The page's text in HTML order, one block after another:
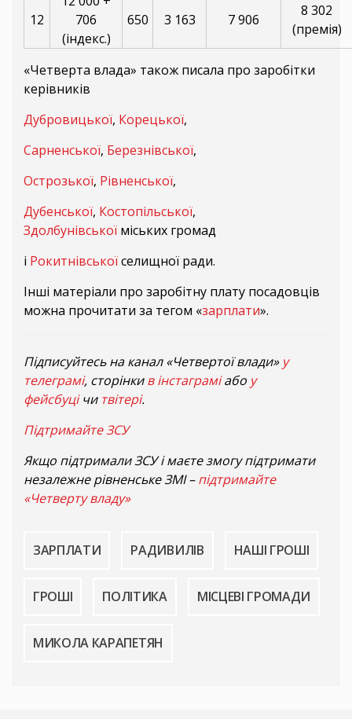
12
706
(індекс.)
650 3 163 7 906
8 302
(премія)
«Четверта влада» також писала про заробітки
керівників
Дубровицької, Корецької,
Сарненської, Березнівської,
Острозької, Рівненської,
Дубенської, Костопільської,
Здолбунівської міських громад
і Рокитнівськоїселищної ради.
Інші матеріали про заробітну плату посадовців
можна прочитати за тегом «зарплати».
Підписуйтесь на канал «Четвертої влади» у
телеграмі, сторінкив інстаграміабо у
фейсбуцічи твітері.
Підтримайте ЗСУ
Якщо підтримали ЗСУ і маєте змогу підтримати
незалежне рівненське ЗМІ –підтримайте
«Четверту владу»
ЗАРПЛАТИ РАДИВИЛІВ НАШІ ГРОШІ
ГРОШІ ПОЛІТИКА МІСЦЕВІ ГРОМАДИ
МИКОЛА КАРАПЕТЯН